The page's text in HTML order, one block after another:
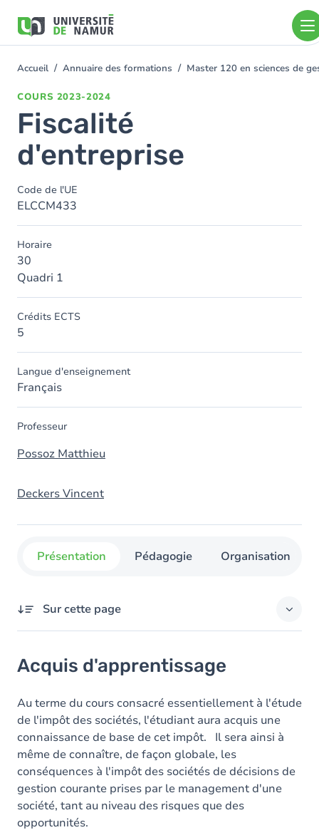
contenu
You
Accueil Annuaire des formations Master 120 en sciences de
COURS 2023-2024
Fiscalité
d'entreprise
Code de l'UE
ELCCM433
Horaire
30
Quadri 1
Crédits ECTS
5
Langue d'enseignement
Français
Professeur
Possoz Matthieu
Deckers Vincent
Présentation Pédagogie Organisation
Sur cette page
Objectifs
Contenu
Acquis d'apprentissage
Au terme du cours consacré essentiellement à l'étude
de l'impôt des sociétés, l'étudiant aura acquis une
connaissance de base de cet impôt. Il sera ainsi à
même de connaître, de façon globale, les
conséquences à l'impôt des sociétés de décisions de
gestion courante prises par le management d'une
société, tant au niveau des risques que des
opportunités.